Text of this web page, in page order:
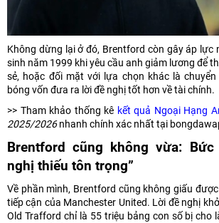
Không dừng lại ở đó, Brentford còn gây áp lực
sinh năm 1999 khi yêu cầu anh giảm lương để
sẻ, hoặc đối mặt với lựa chọn khác là
bóng vốn đưa ra lời đề nghị tốt hơn về tài chính.
>> Tham khảo thống kê kết quả Ngoại Hạng
2025/2026nhanh chính xác nhất tại
Brentford cũng không vừa:
nghị thiếu tôn trọng”
Về phần mình, Brentford cũng không giấu
tiếp cận của Manchester United. Lời đề nghị
Old Trafford chỉ là 55 triệu bảng con số bị cho